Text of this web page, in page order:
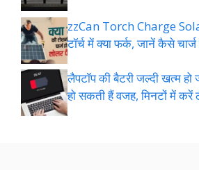
zzCan Torch Charge
टॉर्च में क्या फर्क, जानें कैसे
लैपटॉप की बैटरी जल्दी खत्म हो
हो सकती हैं वजह, मिनटों में करें